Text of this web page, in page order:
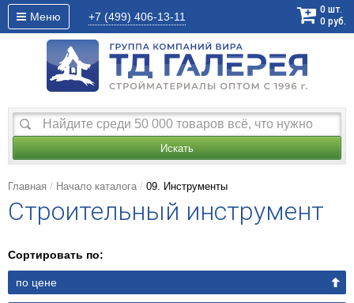
Меню +7 (499) 406-13-11
0 шт.
0 руб.
Искать
Главная Начало каталога 09. Инструменты
Строительный инструмент
Сортировать по:
по цене